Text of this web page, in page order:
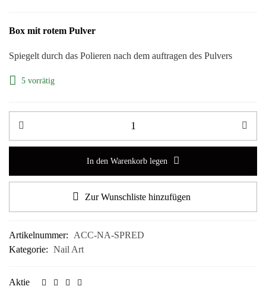
Box mit rotem Pulver
Spiegelt durch das Polieren nach dem auftragen des Pulvers
5 vorrätig
In den Warenkorb legen
Zur Wunschliste hinzufügen
Artikelnummer:
ACC-NA-SPRED
Kategorie: Nail Art
Aktie